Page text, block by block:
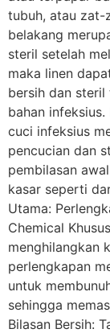
tubuh, atau zat-
belakang
steril setelah
maka linen
bersih dan
bahan
cuci infeksius
pencucian dan
pembilasan
kasar seperti
Utama:
Chemical
menghilangkan
perlengkapan
untuk
sehingga
Bilasan Bersih: